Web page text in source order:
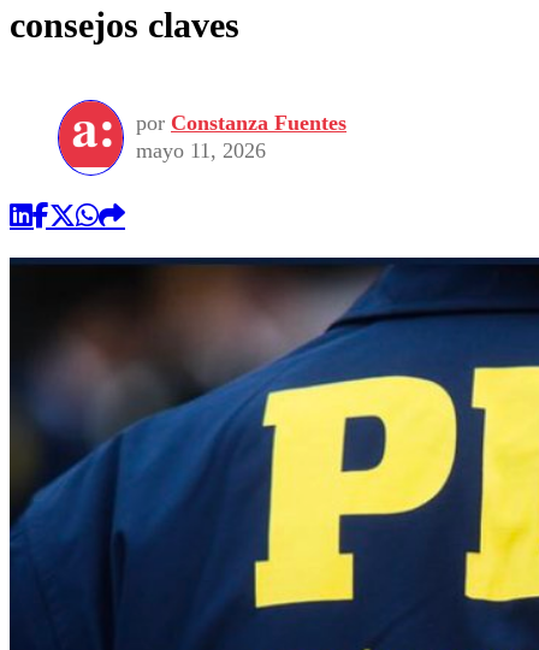
consejos claves
por Constanza Fuentes
mayo 11, 2026